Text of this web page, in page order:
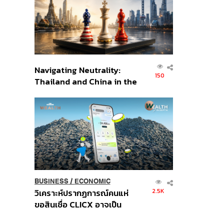
Navigating Neutrality:
Thailand and China in the
Order
150
BUSINESS/ ECONOMIC
วิเคราะห์ปรากฏการณ์คนแห่
ขอสินเชื่อ CLICX อาจเป็น
2.5K